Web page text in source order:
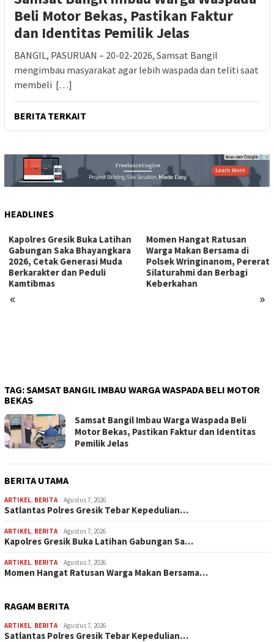
Beli Motor Bekas, Pastikan Faktur
dan Identitas Pemilik Jelas
BANGIL, PASURUAN – 20-02-2026, Samsat Bangil
mengimbau masyarakat agar lebih waspada dan teliti saat
membeli […]
BERITA TERKAIT
HEADLINES
« »
Kapolres Gresik Buka Latihan
Gabungan Saka Bhayangkara
2026, Cetak Generasi Muda
Berkarakter dan Peduli
Kamtibmas
Momen Hangat Ratusan
Warga Makan Bersama di
Polsek Wringinanom, Pererat
Silaturahmi dan Berbagi
Keberkahan
TAG:SAMSAT BANGIL IMBAU WARGA WASPADA BELI MOTOR
BEKAS
Samsat Bangil Imbau Warga Waspada Beli
Motor Bekas, Pastikan Faktur dan Identitas
Pemilik Jelas
BERITA UTAMA
ARTIKEL BERITA Agustus 7, 2026
Satlantas Polres Gresik Tebar Kepedulian…
ARTIKEL BERITA Agustus 7, 2026
Kapolres Gresik Buka Latihan Gabungan Sa…
ARTIKEL BERITA Agustus 7, 2026
Momen Hangat Ratusan Warga Makan Bersama…
RAGAM BERITA
ARTIKEL BERITA Agustus 7, 2026
Satlantas Polres Gresik Tebar Kepedulian…